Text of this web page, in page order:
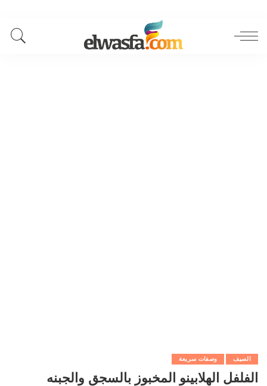
الصيف وصفات سريعة
الفلفل الهلابينو المخبوز بالسجق والجبنه